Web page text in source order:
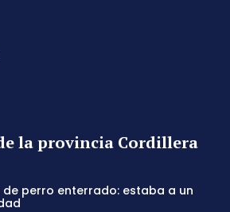
la provincia Cordillera
perro enterrado: estaba a un